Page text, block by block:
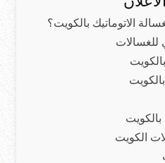
الاتوماتيك بالكويت؟
للغسالات
الكويت